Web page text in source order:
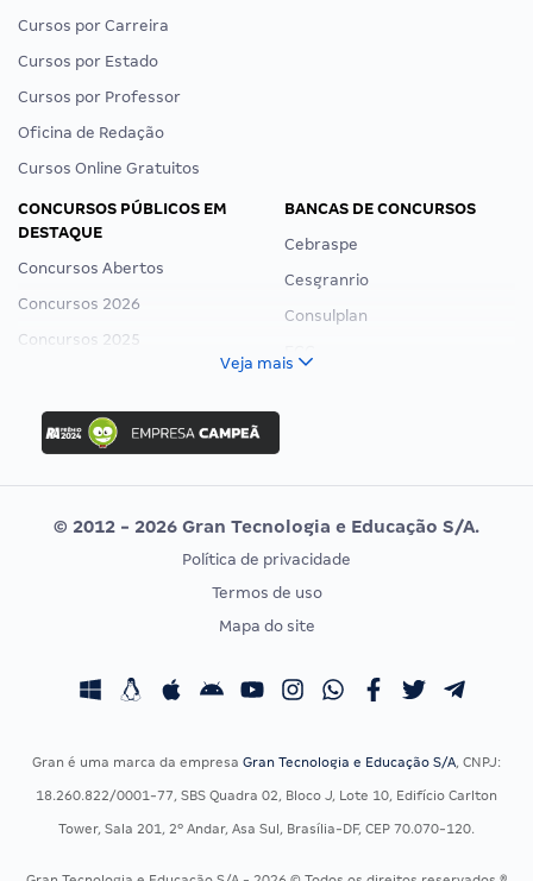
Cursos por Carreira
Cursos por Estado
Cursos por Professor
Oficina de Redação
Cursos Online Gratuitos
CONCURSOS PÚBLICOS EM
DESTAQUE
Concursos Abertos
Concursos 2026
Concursos 2025
Concurso Nacional Unificado
Concurso Ibama
Concurso MPU
Editais publicados
BANCAS DE CONCURSOS
Cebraspe
Cesgranrio
Consulplan
Vunesp
CONCURSOS POR PROFISSÃO
Concursos Fiscais
EXAME DE ORDEM
Calendário OAB
Veja mais
© 2012 - 2026 Gran Tecnologia e Educação S/A.
Política de privacidade
Termos de uso
Mapa do site
Gran é uma marca da empresa Gran Tecnologia e Educação S/A, CNPJ:
18.260.822/0001-77, SBS Quadra 02, Bloco J, Lote 10, Edifício Carlton
Tower, Sala 201, 2º Andar, Asa Sul, Brasília-DF, CEP 70.070-120.